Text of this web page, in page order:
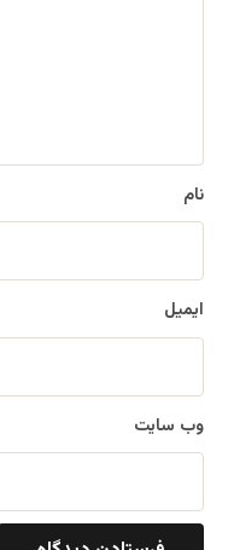
نام
ایمیل
وب‌ سایت